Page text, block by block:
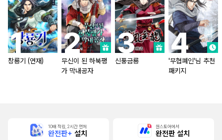
창룡기 (연재)
무신이 된 하북팽
가 막내공자
신풍금룡
'무협폐인'님 추천
패키지
10배 적립, 2시간 먼저
완전판+ 설치
원스토어에서
완전판 설치